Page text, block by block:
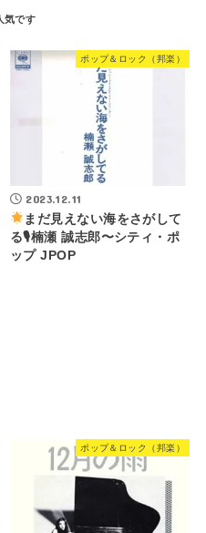
ポップ＆ロック（邦楽）
2023.12.11
まだ見えない海をさがして
る🎙楠瀬 誠志郎〜シティ・ポ
ップ JPOP
ポップ＆ロック（邦楽）